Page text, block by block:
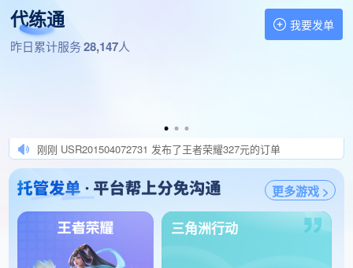
代练通
昨日累计服务28,147人
我要发单
找代练,做代练 就上代练通
刚刚 沐晨发单秒结算 发布了金铲铲之战200元的订单
刚刚 USR201504072731 发布了王者荣耀327元的订单
刚刚 科技伪代选手勿扰 发布了王者荣耀110元的订单
刚刚 棠棠发肥单秒验收 发布了冒险岛怀旧服350元的订单
刚刚 热爱发单秒验收 发布了王者荣耀100元的订单
刚刚 开gua必提交法yuan 发布了王者荣耀200元的订单
刚刚 纯纯小白兔发单 发布了王者荣耀250元的订单
1分钟前 三角洲肥单秒结算 发布了三角洲行动140元的订单
1分钟前 dhishsinsh 发布了王者荣耀260元的订单
更多游戏 >
三角洲行动